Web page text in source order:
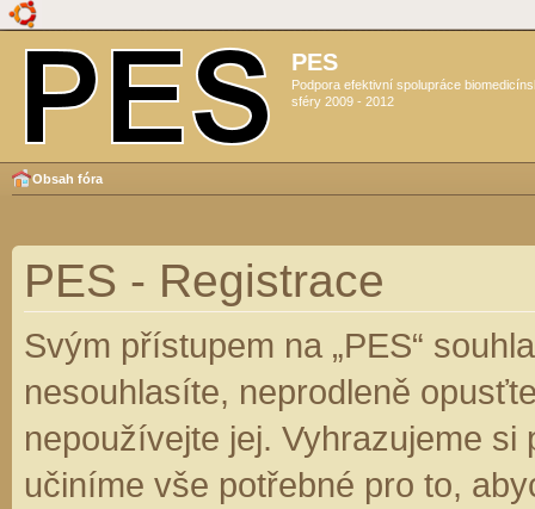
PES
Podpora efektivní spolupráce
sféry 2009 - 2012
Obsah fóra
PES - Registrace
Svým přístupem na „PES“
nesouhlasíte, neprodleně
nepoužívejte jej. Vyhrazujeme
učiníme vše potřebné pro to,